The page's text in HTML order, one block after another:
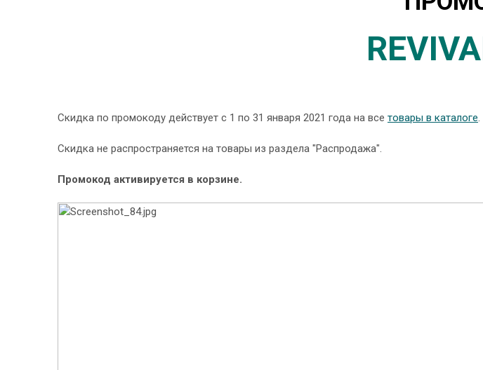
Скидка по промокоду действует с 1 по 31 января 2021 года на все товары в каталоге.
Скидка не распространяется на товары из раздела "Распродажа".
Промокод активируется в корзине.